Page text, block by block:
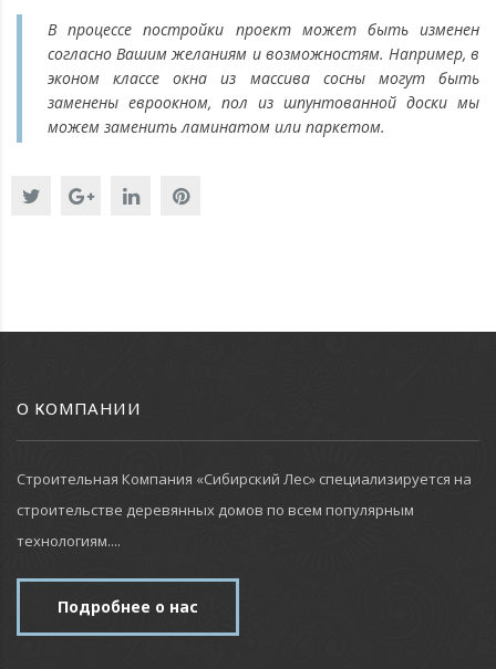
В процессе постройки проект может быть изменен
согласно Вашим желаниям и возможностям. Например, в
эконом классе окна из массива сосны могут быть
заменены евроокном, пол из шпунтованной доски мы
можем заменить ламинатом или паркетом.
О КОМПАНИИ
Строительная Компания «Сибирский Лес» специализируется на
строительстве деревянных домов по всем популярным
технологиям....
Подробнее о нас